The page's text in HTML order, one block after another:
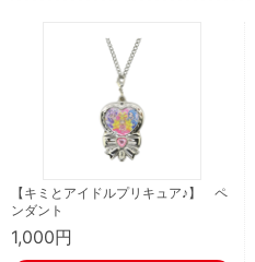
【キミとアイドルプリキュア♪】 ペ
ンダント
1,000円